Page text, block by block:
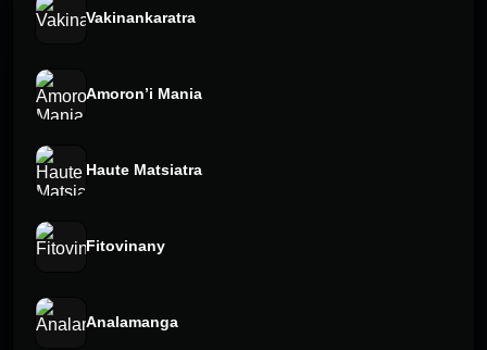
Vakinankaratra
Amoron’i Mania
Haute Matsiatra
Fitovinany
Analamanga